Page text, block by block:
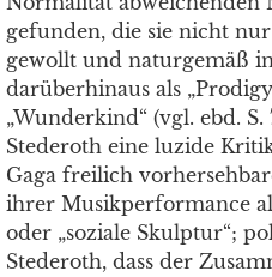
gefunden, die sie nicht
gewollt und naturgemäß
darüberhinaus als
„Wunderkind“ (vgl. ebd.
Stederoth eine luzide
Gaga freilich
ihrer Musikperformance
oder „soziale Skulptur“;
Stederoth, dass der